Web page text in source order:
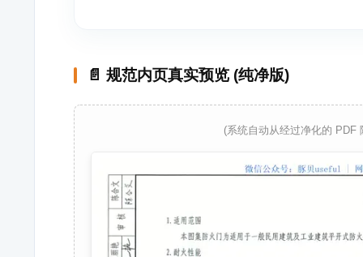
📄 规范内页真实预览 (纯净版)
(系统自动从经过净化的 PDF